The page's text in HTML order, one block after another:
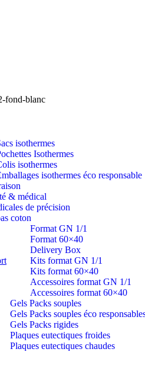
isothermes
Isothermes
isothermes
isothermes éco responsable
& médical
de précision
coton
Format GN 1/1
Format 60×40
Delivery Box
Kits format GN 1/1
Kits format 60×40
Accessoires format GN 1/1
Accessoires format 60×40
Gels Packs souples
Gels Packs souples éco
Gels Packs rigides
Plaques eutectiques froides
Plaques eutectiques chaudes